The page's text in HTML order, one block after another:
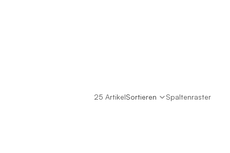
25 ArtikelSortieren Spaltenraster